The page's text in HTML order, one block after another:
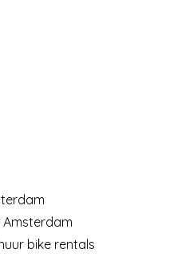
Amsterdam
bike rentals